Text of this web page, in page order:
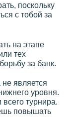
поскольку
с тобой за
на этапе
тех
за банк.
является
уровня.
турнира.
повышать